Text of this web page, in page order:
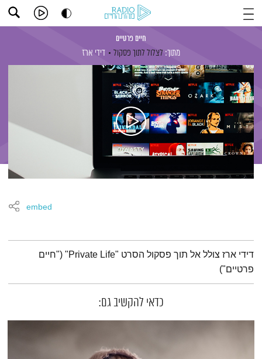
חיים פרטיים
מתוך: לצלול לתוך פסקול דידי ארז
embed
תמצית הפודקאסט
דידי ארז צולל אל תוך פסקול הסרט "Private Life" ("חיים
פרטיים")
כדאי להקשיב גם: